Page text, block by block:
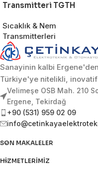
Transmitteri TGTH
Sıcaklık & Nem
Transmitterleri
Sanayinin kalbi
Türkiye'ye nitelikli,
Velimeşe OSB Mah. 210
Ergene, Tekirdağ
+90 (531) 959 02 09
SON MAKALELER
HIZMETLERIMIZ